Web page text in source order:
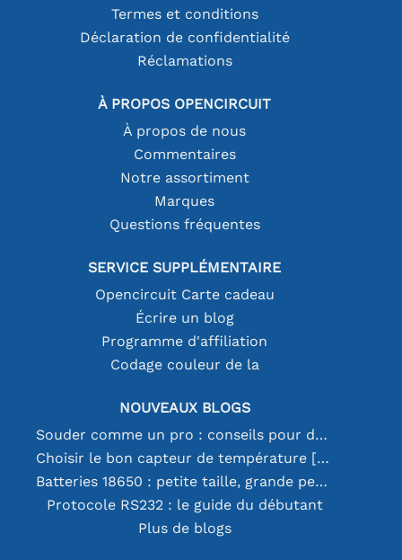
Termes et conditions
Déclaration de confidentialité
Réclamations
À PROPOS OPENCIRCUIT
À propos de nous
Commentaires
Notre assortiment
Marques
Questions fréquentes
SERVICE SUPPLÉMENTAIRE
Opencircuit Carte cadeau
Écrire un blog
Programme d'affiliation
Codage couleur de la
NOUVEAUX BLOGS
Souder comme un pro : conseils pour des connexions électroniques parfaites
Choisir le bon capteur de température [youtube]
Batteries 18650 : petite taille, grande performance
Protocole RS232 : le guide du débutant
Plus de blogs